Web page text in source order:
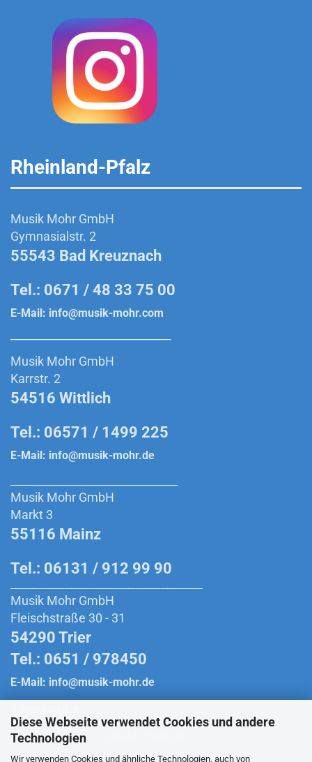
Diese Webseite verwendet Cookies und andere
Technologien
Wir verwenden Cookies und ähnliche Technologien, auch von
Rheinland-Pfalz
Musik Mohr GmbH
Gymnasialstr. 2
55543 Bad Kreuznach
Tel.: 0671 / 48 33 75 00
E-Mail: info@musik-mohr.com
Musik Mohr GmbH
Karrstr. 2
54516 Wittlich
Tel.: 06571 / 1499 225
E-Mail: info@musik-mohr.de
Musik Mohr GmbH
Markt 3
55116 Mainz
Tel.: 06131 / 912 99 90
Musik Mohr GmbH
Fleischstraße 30 - 31
54290 Trier
Tel.: 0651 / 978450
E-Mail: info@musik-mohr.de
Montag bis Freitag:10:00 Uhr - 18:30 Uhr
Samstag:10:00 Uhr - 18:00 Uhr